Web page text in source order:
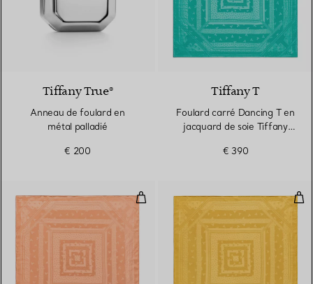
2 Couleurs
Tiffany True®
Anneau de foulard en
métal palladié
€ 200
Tiffany T
Foulard carré Dancing T en
jacquard de soie Tiffany
€ 390
Foulard carré Dancing T en